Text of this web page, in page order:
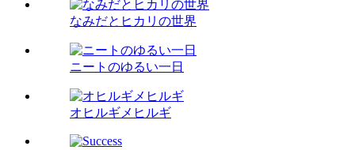
なみだとヒカリの世界
ニートのゆるい一日
オヒルギメヒルギ